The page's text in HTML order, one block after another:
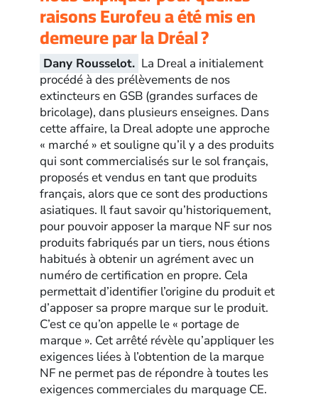
raisons Eurofeu a été mis en
demeure par la Dréal ?
Dany Rousselot. La Dreal a initialement
procédé à des prélèvements de nos
extincteurs en GSB (grandes surfaces de
bricolage), dans plusieurs enseignes. Dans
cette affaire, la Dreal adopte une approche
« marché » et souligne qu’il y a des produits
qui sont commercialisés sur le sol français,
proposés et vendus en tant que produits
français, alors que ce sont des productions
asiatiques. Il faut savoir qu’historiquement,
pour pouvoir apposer la marque NF sur nos
produits fabriqués par un tiers, nous étions
habitués à obtenir un agrément avec un
numéro de certification en propre. Cela
permettait d’identifier l’origine du produit et
d’apposer sa propre marque sur le produit.
C’est ce qu’on appelle le « portage de
marque ». Cet arrêté révèle qu’appliquer les
exigences liées à l’obtention de la marque
NF ne permet pas de répondre à toutes les
exigences commerciales du marquage CE.